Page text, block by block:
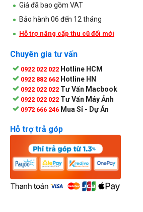
Giá đã bao gồm VAT
Bảo hành 06 đến 12 tháng
Hỗ trợ nâng cấp thu cũ đổi mới
Chuyên gia tư vấn
0922 022 022 Hotline HCM
0922 882 662 Hotline HN
0922 022 022 Tư Vấn Macbook
0922 022 022 Tư Vấn Máy Ảnh
0972 666 246 Mua Sỉ - Dự Án
Hỗ trợ trả góp